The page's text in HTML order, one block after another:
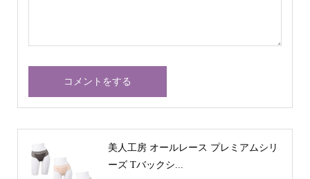
美人工房 オールレース プレミアムシリ
ーズ Tバックシ...